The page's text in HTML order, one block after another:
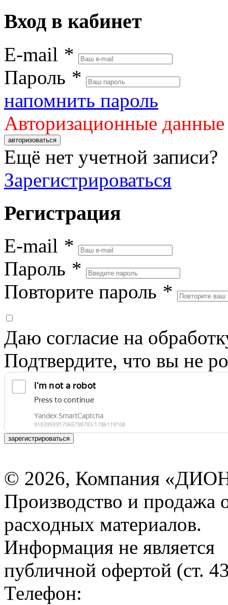
Вход в кабинет
E-mail *
Пароль *
напомнить пароль
Авторизационные
авторизоваться
Ещё нет учетной записи?
Зарегистрироваться
Регистрация
E-mail *
Пароль *
Повторите пароль *
Даю согласие на
Подтвердите, что вы не
зарегистрироваться
© 2026, Компания
Производство и продажа
расходных материалов.
Информация не является
публичной офертой (ст.
Телефон: